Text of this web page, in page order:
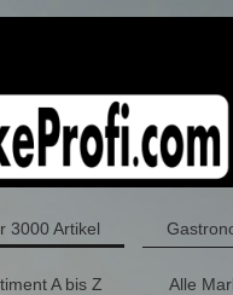
3000 Artikel
A bis Z Alle